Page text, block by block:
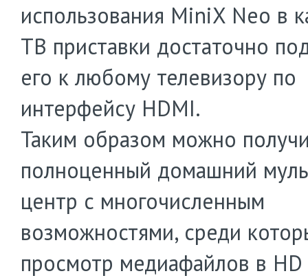
использования MiniX Neo в
ТВ приставки достаточно
его к любому телевизору по
интерфейсу HDMI.
Таким образом можно
полноценный домашний
центр с многочисленным
возможностями, среди
просмотр медиафайлов в HD